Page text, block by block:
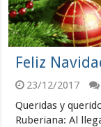
Feliz
23/12/2017
Queridas y
Ruberiana: Al